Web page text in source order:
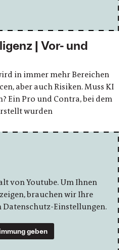
| Vor- und
in immer mehr Bereichen
aber auch Risiken. Muss KI
Ein Pro und Contra, bei dem
wurden
von Youtube. Um Ihnen
brauchen wir Ihre
Datenschutz-Einstellungen.
geben